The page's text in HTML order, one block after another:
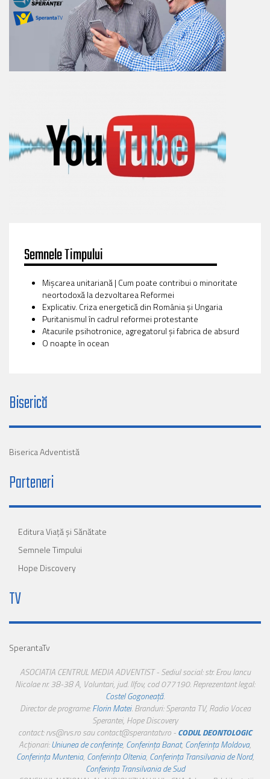
Semnele Timpului
Mișcarea unitariană | Cum poate contribui o minoritate
neortodoxă la dezvoltarea Reformei
Explicativ. Criza energetică din România și Ungaria
Puritanismul în cadrul reformei protestante
Atacurile psihotronice, agregatorul și fabrica de absurd
O noapte în ocean
Biserică
Biserica Adventistă
Parteneri
Editura Viaţă şi Sănătate
Semnele Timpului
Hope Discovery
TV
SperantaTv
ASOCIATIA CENTRUL MEDIA ADVENTIST - Sediul social: str. Erou Iancu
Nicolae nr. 38-38 A, Voluntari, jud. Ilfov, cod 077190. Reprezentant legal:
Costel Gogoneață.
Director de programe:Florin Matei. Branduri: Speranta TV, Radio Vocea
Sperantei, Hope Discovery
contact: rvs@rvs.ro sau contact@sperantatv.ro -CODUL DEONTOLOGIC
Acționari:Uniunea de conferințe, Conferința Banat, Conferința Moldova,
Conferința Muntenia, Conferința Oltenia, Conferința Transilvania de Nord,
Conferința Transilvania de Sud